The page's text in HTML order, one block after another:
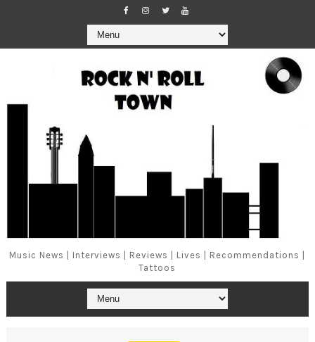
Music News | Interviews | Reviews | Lives | Recommendations |
Tattoos